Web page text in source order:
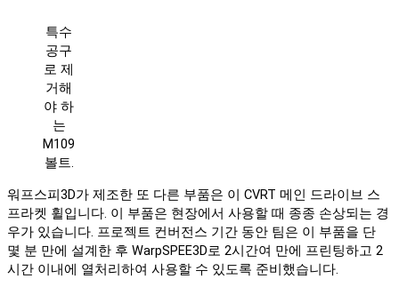
특수
공구
로 제
거해
야 하
는
M109
볼트.
워프스피3D가 제조한 또 다른 부품은 이 CVRT 메인 드라이브 스
프라켓 휠입니다. 이 부품은 현장에서 사용할 때 종종 손상되는 경
우가 있습니다. 프로젝트 컨버전스 기간 동안 팀은 이 부품을 단
몇 분 만에 설계한 후 WarpSPEE3D로 2시간여 만에 프린팅하고 2
시간 이내에 열처리하여 사용할 수 있도록 준비했습니다.